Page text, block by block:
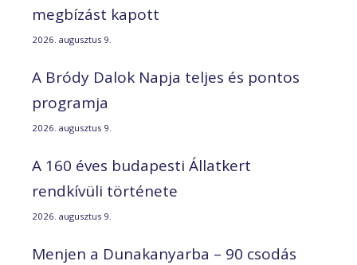
megbízást kapott
2026. augusztus 9.
A Bródy Dalok Napja teljes és pontos
programja
2026. augusztus 9.
A 160 éves budapesti Állatkert
rendkívüli története
2026. augusztus 9.
Menjen a Dunakanyarba – 90 csodás